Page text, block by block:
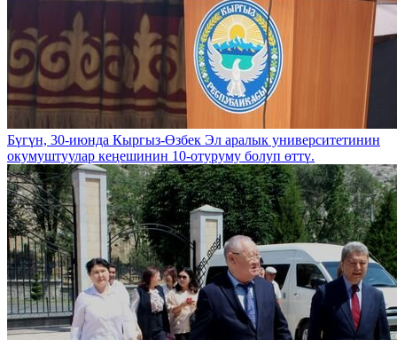
Бүгүн, 30-июнда Кыргыз-Өзбек Эл аралык университетинин
окумуштуулар кеңешинин 10-отуруму болуп өттү.